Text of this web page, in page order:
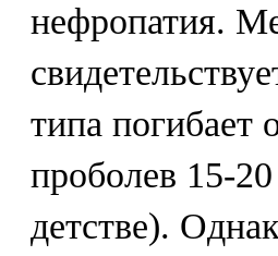
нефропатия.
типа погибает
проболев 15-
детстве).